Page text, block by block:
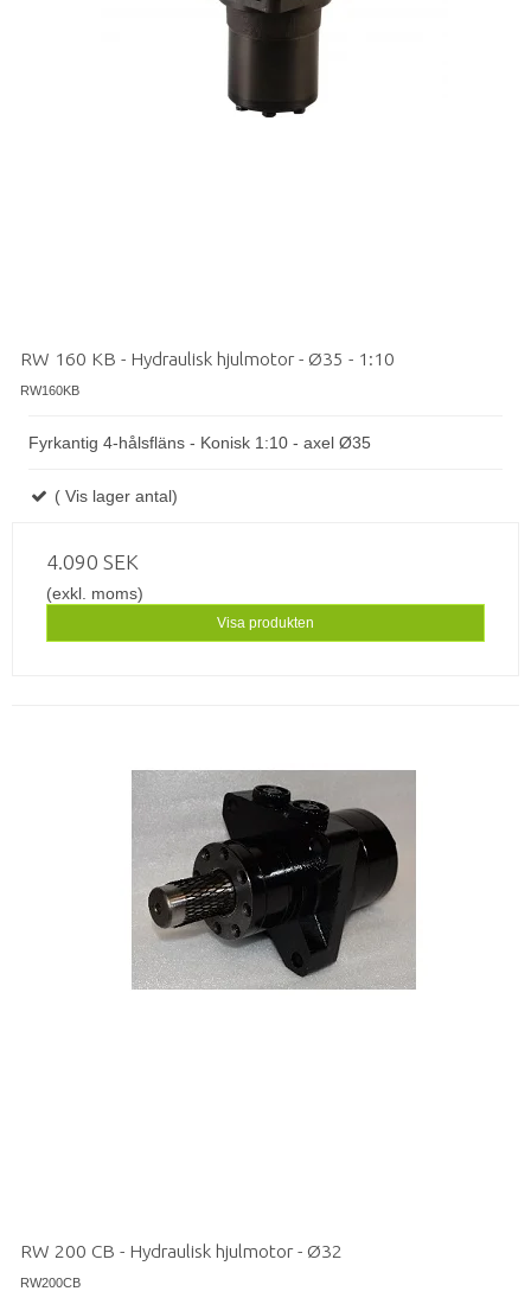
RW 160 KB - Hydraulisk hjulmotor - Ø35 - 1:10
RW160KB
Fyrkantig 4-hålsfläns - Konisk 1:10 - axel Ø35
( Vis lager antal)
4.090 SEK
(exkl. moms)
Visa produkten
RW 200 CB - Hydraulisk hjulmotor - Ø32
RW200CB